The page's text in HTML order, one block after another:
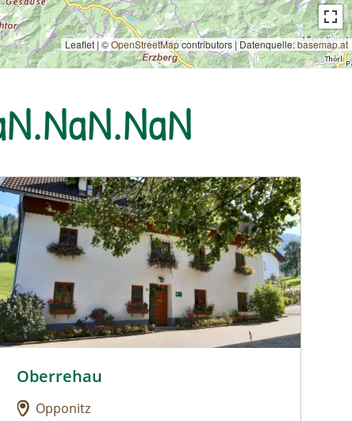
Leaflet | ©OpenStreetMapcontributors | Datenquelle:basemap.at
am Bauernhof: Oberrehau
Urlaub am Bauernhof: Oberrehau
Oberrehau
Opponitz